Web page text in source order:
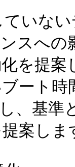
いない
スへ
を提案
ート時
、基準
案しま